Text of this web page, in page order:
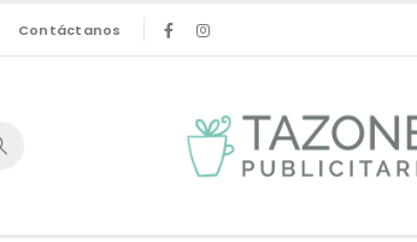
Contáctanos